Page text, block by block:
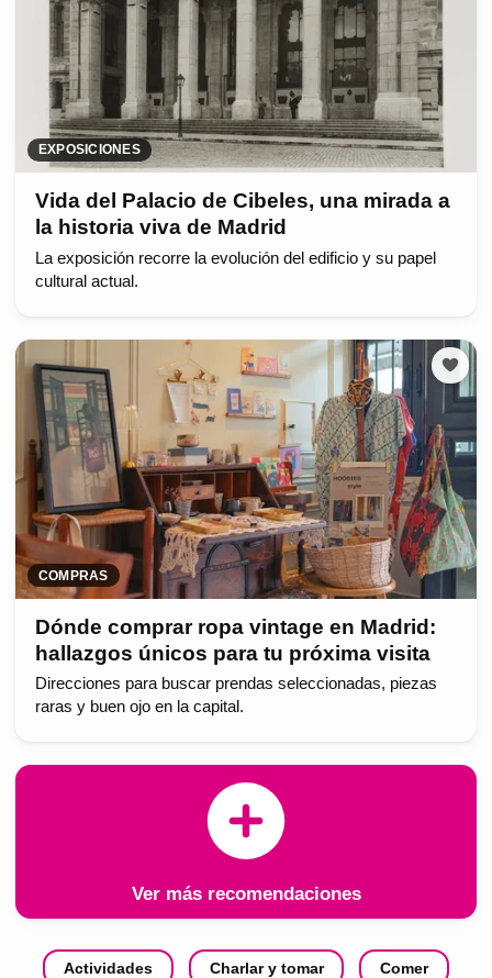
EXPOSICIONES
Vida del Palacio de Cibeles, una mirada a
la historia viva de Madrid
La exposición recorre la evolución del edificio y su papel
cultural actual.
COMPRAS
Dónde comprar ropa vintage en Madrid:
hallazgos únicos para tu próxima visita
Direcciones para buscar prendas seleccionadas, piezas
raras y buen ojo en la capital.
Ver más recomendaciones
Actividades Charlar y tomar Comer